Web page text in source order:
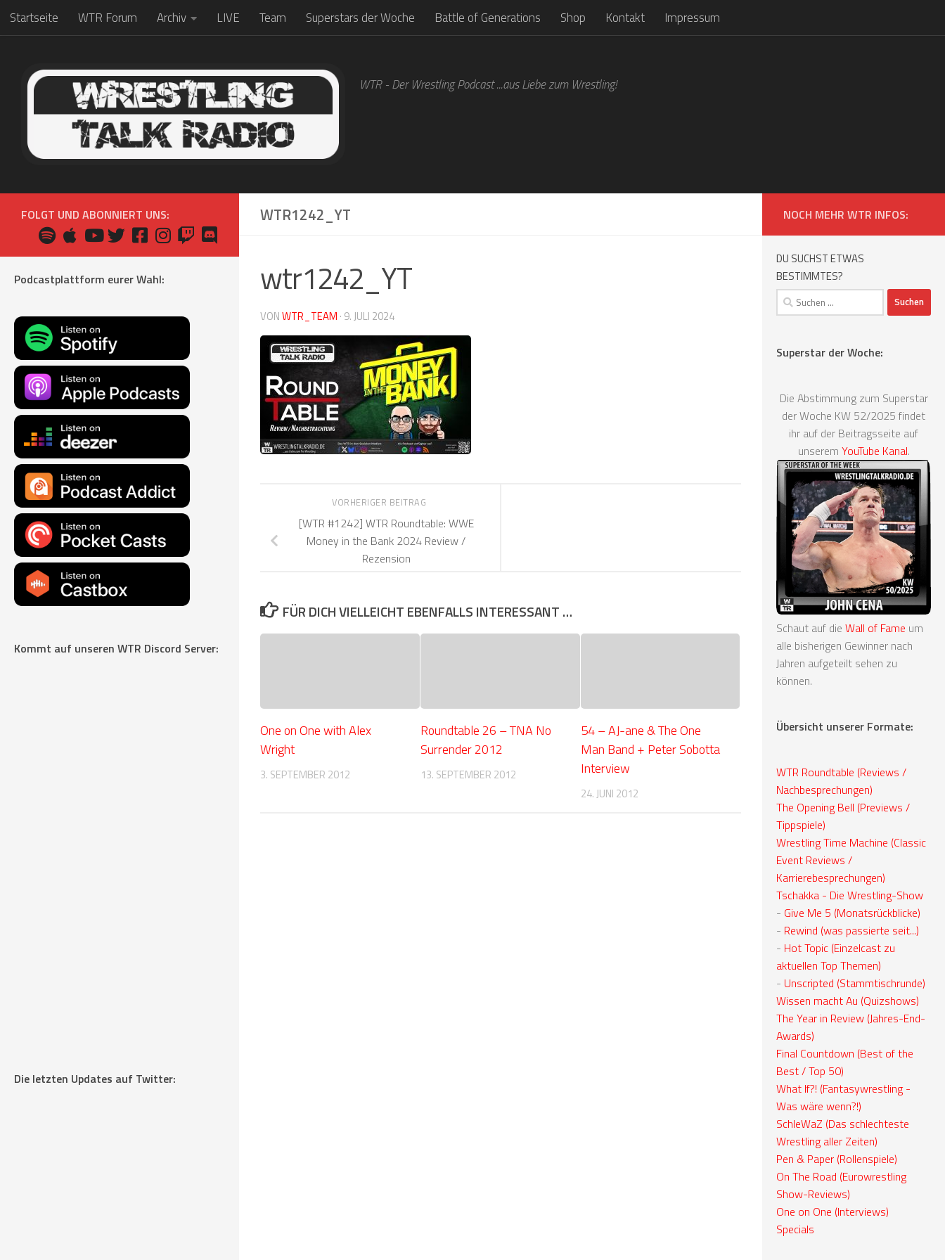
Zum Inhalt springen
Startseite WTR Forum Archiv LIVE Team Superstars der Woche Battle of Generations Shop Kontakt Impressum
WTR - Der Wrestling Podcast ...aus Liebe zum Wrestling!
WTR1242_YT
wtr1242_YT
VONWTR_TEAM · 9. JULI 2024
VORHERIGER BEITRAG
[WTR #1242] WTR Roundtable: WWE
Money in the Bank 2024 Review /
Rezension
FÜR DICH VIELLEICHT EBENFALLS INTERESSANT …
One on One with Alex
Wright
3. SEPTEMBER 2012
Roundtable 26 – TNA No
Surrender 2012
13. SEPTEMBER 2012
54 – AJ-ane & The One
Man Band + Peter Sobotta
Interview
24. JUNI 2012
FOLGT UND ABONNIERT UNS:
Podcastplattform eurer Wahl:
Kommt auf unseren WTR Discord Server:
Die letzten Updates auf Twitter:
NOCH MEHR WTR INFOS:
DU SUCHST ETWAS
BESTIMMTES?
Suchen
nach:
Superstar der Woche:
Die Abstimmung zum Superstar
der Woche KW 52/2025 findet
ihr auf der Beitragsseite auf
unserem YouTube Kanal.
Schaut auf die Wall of Fame um
alle bisherigen Gewinner nach
Jahren aufgeteilt sehen zu
können.
Übersicht unserer Formate:
WTR Roundtable (Reviews /
Nachbesprechungen)
The Opening Bell (Previews /
Tippspiele)
Wrestling Time Machine (Classic
Event Reviews /
Karrierebesprechungen)
Tschakka - Die Wrestling-Show
- Give Me 5 (Monatsrückblicke)
- Rewind (was passierte seit...)
- Hot Topic (Einzelcast zu
aktuellen Top Themen)
- Unscripted (Stammtischrunde)
Wissen macht Au (Quizshows)
The Year in Review (Jahres-End-
Awards)
Final Countdown (Best of the
Best / Top 50)
What If?! (Fantasywrestling -
Was wäre wenn?!)
SchleWaZ (Das schlechteste
Wrestling aller Zeiten)
Pen & Paper (Rollenspiele)
On The Road (Eurowrestling
Show-Reviews)
One on One (Interviews)
Specials